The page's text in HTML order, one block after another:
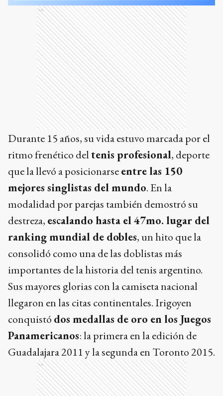
Ads
Durante 15 años, su vida estuvo marcada por el
ritmo frenético deltenis profesional, deporte
que la llevó a posicionarseentre las 150
mejores singlistas del mundo. En la
modalidad por parejas también demostró su
destreza, escalando hasta el 47mo. lugar del
ranking mundial de dobles, un hito que la
consolidó como una de las doblistas más
importantes de la historia del tenis argentino.
Sus mayores glorias con la camiseta nacional
llegaron en las citas continentales. Irigoyen
conquistó dos medallas de oro en los Juegos
Panamericanos: la primera en la edición de
Guadalajara 2011 y la segunda en Toronto 2015.
Ads